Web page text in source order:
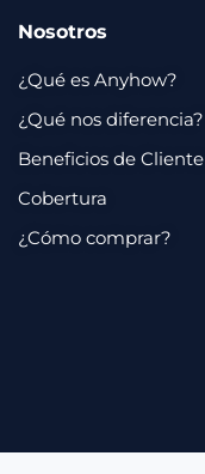
Nosotros
¿Qué es Anyhow?
¿Qué nos diferencia?
Beneficios de Cliente
Cobertura
¿Cómo comprar?